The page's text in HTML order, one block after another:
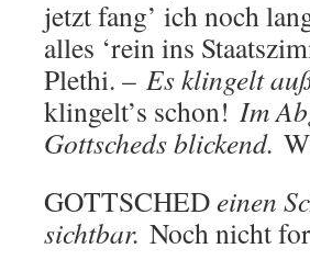
jetzt fang’ ich noch
alles ‘rein ins
Plethi. – Es klingelt
klingelt’s schon! Im
Gottscheds blickend.
GOTTSCHEDeinen
sichtbar. Noch nicht